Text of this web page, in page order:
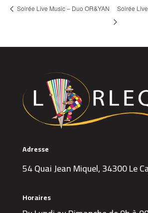
Soirée Live Music – Duo OR&YAN Soirée
Adresse
54 Quai Jean Miquel, 34300 Le
Horaires